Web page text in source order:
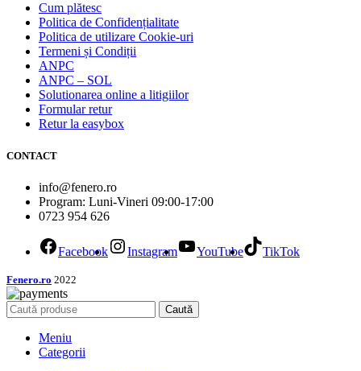
Cum plătesc
Politica de Confidențialitate
Politica de utilizare Cookie-uri
Termeni și Condiții
ANPC
ANPC – SOL
Solutionarea online a litigiilor
Formular retur
Retur la easybox
CONTACT
info@fenero.ro
Program: Luni-Vineri 09:00-17:00
0723 954 626
Facebook Instagram YouTube TikTok
Fenero.ro 2022
Caută
Meniu
Categorii